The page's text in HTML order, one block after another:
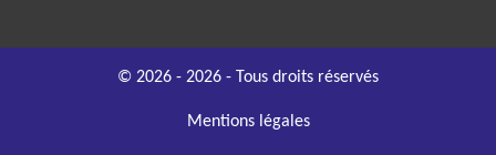
© 2026 - 2026 - Tous droits réservés
Mentions légales